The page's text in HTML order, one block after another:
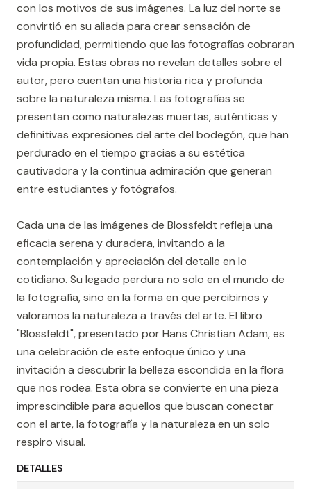
con los motivos de sus imágenes. La luz del norte se
convirtió en su aliada para crear sensación de
profundidad, permitiendo que las fotografías cobraran
vida propia. Estas obras no revelan detalles sobre el
autor, pero cuentan una historia rica y profunda
sobre la naturaleza misma. Las fotografías se
presentan como naturalezas muertas, auténticas y
definitivas expresiones del arte del bodegón, que han
perdurado en el tiempo gracias a su estética
cautivadora y la continua admiración que generan
entre estudiantes y fotógrafos.
Cada una de las imágenes de Blossfeldt refleja una
eficacia serena y duradera, invitando a la
contemplación y apreciación del detalle en lo
cotidiano. Su legado perdura no solo en el mundo de
la fotografía, sino en la forma en que percibimos y
valoramos la naturaleza a través del arte. El libro
"Blossfeldt", presentado por Hans Christian Adam, es
una celebración de este enfoque único y una
invitación a descubrir la belleza escondida en la flora
que nos rodea. Esta obra se convierte en una pieza
imprescindible para aquellos que buscan conectar
con el arte, la fotografía y la naturaleza en un solo
respiro visual.
DETALLES